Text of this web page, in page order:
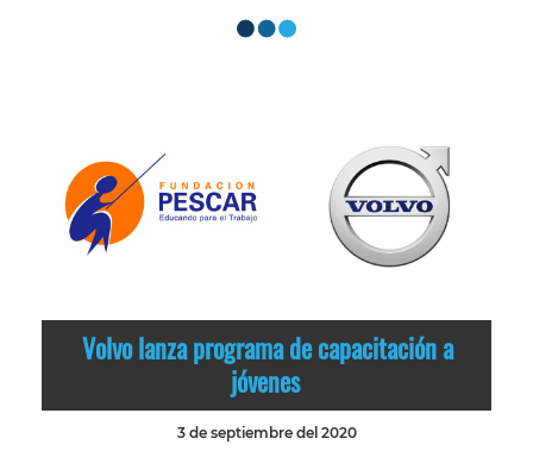
Volvo lanza programa de capacitación a
jóvenes
3 de septiembre del 2020